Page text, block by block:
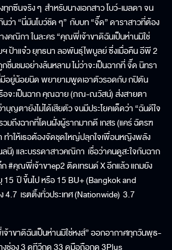
งทุกซีนจริง ๆ สำหรับนางเอกสาว โบว์-เมลดา จน
ว่า “นี่มันโบว์ชัด ๆ” กับบท “จี๊ด” ดาราสาวที่ต้อง
คณิกา ในละคร “คุณพี่เจ้าขาดิฉันเป็นห่านมิใช่
ป้าแจ๋ว ยุทธนา ลอพันธุ์ไพบูลย์ ซึ่งเมื่อคืน อีพี 2
นชมอย่างล้นหลาม ไม่ว่าจะเป็นฉากที่ จี๊ด นิทรา
มีอยู่น้อยนิด พยายามพูดเอาตัวรอดกับ กปิตัน
อจะเป็นฉาก คุณฉาย (ภณ-ณวัสน์) ส่งสายตา
บุญตายังไม่ได้เสียตัว จนมีประโยคเด็ดว่า “ฉันดีใจ
วมถึงฉากที่โดนฝั่งผู้รากมากดี เกสร (แคร์ ฉัตรฑ
ำให้เธอต้องจัดชุดใหญ่ปลุกใจเพื่อนหญิงพลัง
นี) และบรรดาสาวคณิกา เชื่อว่าคนดูสะใจกับฉาก
ก #คุณพี่เจ้าขาep2 ติดเทรนด์ X อีกแล้ว แถมยัง
ปี ขึ้นไป หรือ 15 BU+ (Bangkok and
4.7 เรตติ้งทั่วประเทศ (Nationwide) 3.7
าขาดิฉันเป็นห่านมิใช่หงส์” ออกอากาศทุกวันพุธ-
ช่อง 3 ดูทีวีกด 33 ดูมือถือกด 3Plus